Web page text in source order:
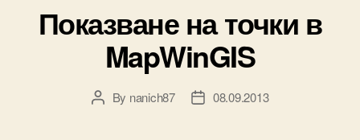
Показване на точки в
MapWinGIS
PostBy nanich87
Post08.09.2013